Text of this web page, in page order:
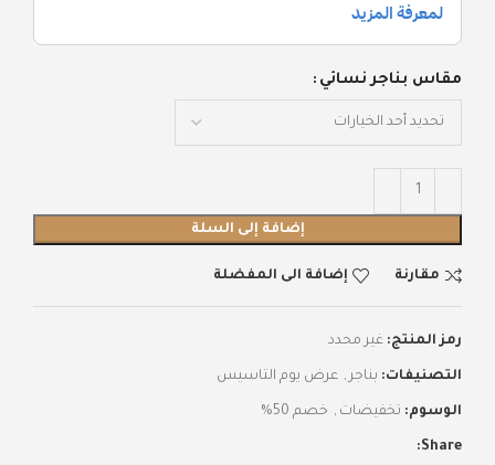
مقاس بناجر نسائي
إضافة إلى السلة
مقارنة إضافة الى المفضلة
رمز المنتج: غير محدد
التصنيفات: بناجر , عرض يوم التاسيس
الوسوم: تخفيضات , خصم 50%
Share: